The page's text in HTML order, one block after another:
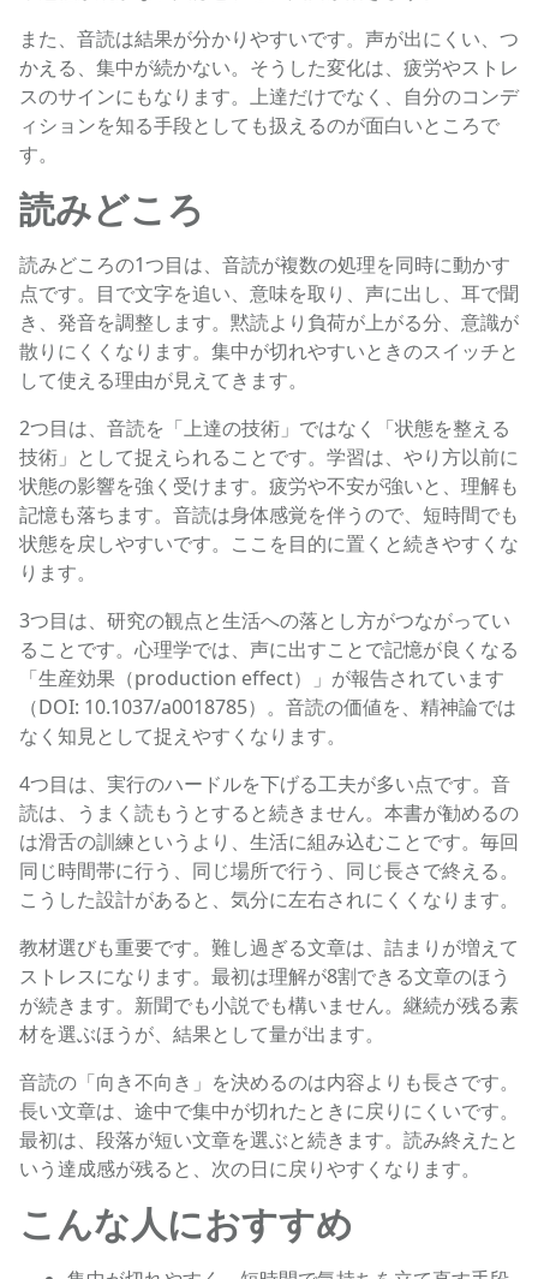
また、音読は結果が分かりやすいです。声が出にくい、つ
かえる、集中が続かない。そうした変化は、疲労やストレ
スのサインにもなります。上達だけでなく、自分のコンデ
ィションを知る手段としても扱えるのが面白いところで
す。
読みどころ
読みどころの1つ目は、音読が複数の処理を同時に動かす
点です。目で文字を追い、意味を取り、声に出し、耳で聞
き、発音を調整します。黙読より負荷が上がる分、意識が
散りにくくなります。集中が切れやすいときのスイッチと
して使える理由が見えてきます。
2つ目は、音読を「上達の技術」ではなく「状態を整える
技術」として捉えられることです。学習は、やり方以前に
状態の影響を強く受けます。疲労や不安が強いと、理解も
記憶も落ちます。音読は身体感覚を伴うので、短時間でも
状態を戻しやすいです。ここを目的に置くと続きやすくな
ります。
3つ目は、研究の観点と生活への落とし方がつながってい
ることです。心理学では、声に出すことで記憶が良くなる
「生産効果（production effect）」が報告されています
（DOI: 10.1037/a0018785）。音読の価値を、精神論では
なく知見として捉えやすくなります。
4つ目は、実行のハードルを下げる工夫が多い点です。音
読は、うまく読もうとすると続きません。本書が勧めるの
は滑舌の訓練というより、生活に組み込むことです。毎回
同じ時間帯に行う、同じ場所で行う、同じ長さで終える。
こうした設計があると、気分に左右されにくくなります。
教材選びも重要です。難し過ぎる文章は、詰まりが増えて
ストレスになります。最初は理解が8割できる文章のほう
が続きます。新聞でも小説でも構いません。継続が残る素
材を選ぶほうが、結果として量が出ます。
音読の「向き不向き」を決めるのは内容よりも長さです。
長い文章は、途中で集中が切れたときに戻りにくいです。
最初は、段落が短い文章を選ぶと続きます。読み終えたと
いう達成感が残ると、次の日に戻りやすくなります。
こんな人におすすめ